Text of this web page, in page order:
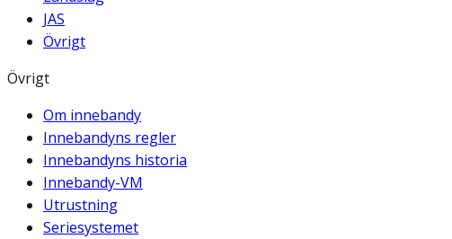
JAS
Övrigt
Övrigt
Om innebandy
Innebandyns regler
Innebandyns historia
Innebandy-VM
Utrustning
Seriesystemet